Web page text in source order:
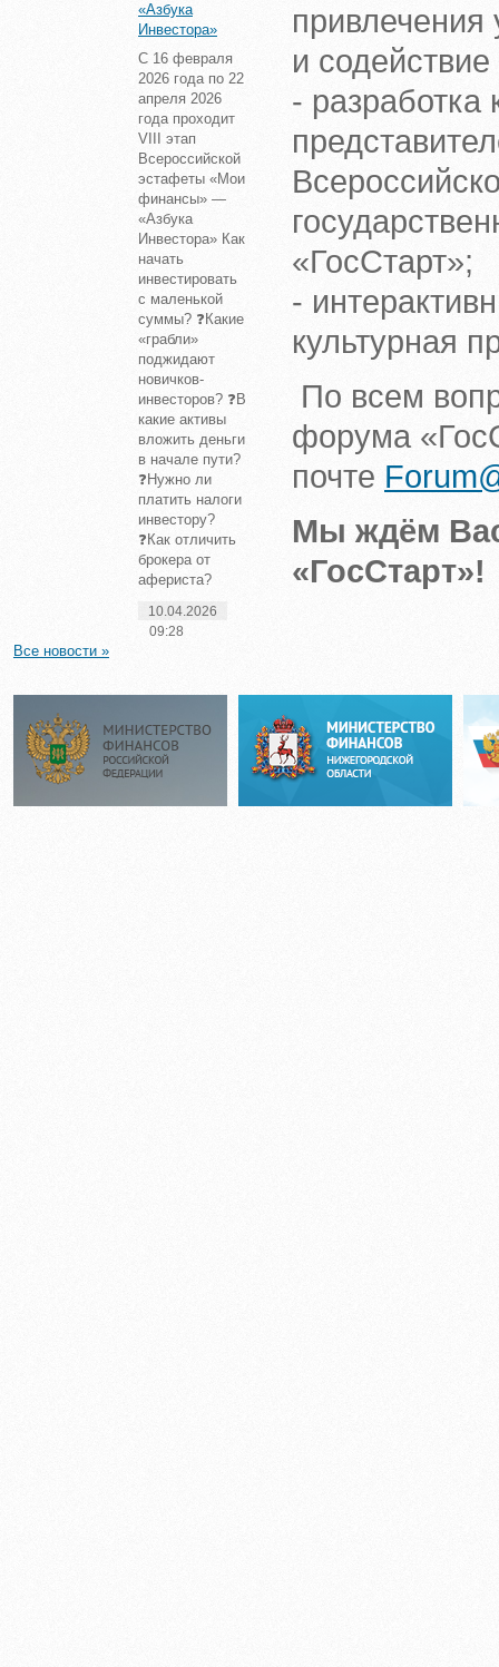
«Азбука
Инвестора»
С 16 февраля
2026 года по 22
апреля 2026
года проходит
VIII этап
Всероссийской
эстафеты «Мои
финансы» —
«Азбука
Инвестора» Как
начать
инвестировать
с маленькой
суммы? ❓Какие
«грабли»
поджидают
новичков-
инвесторов? ❓В
какие активы
вложить деньги
в начале пути?
❓Нужно ли
платить налоги
инвестору?
❓Как отличить
брокера от
афериста?
10.04.2026
09:28
Все новости »
привлечения
и
-
«ГосСтарт»;
-
культурная
По всем
форума
почте
Мы ждём
«ГосСтарт»!